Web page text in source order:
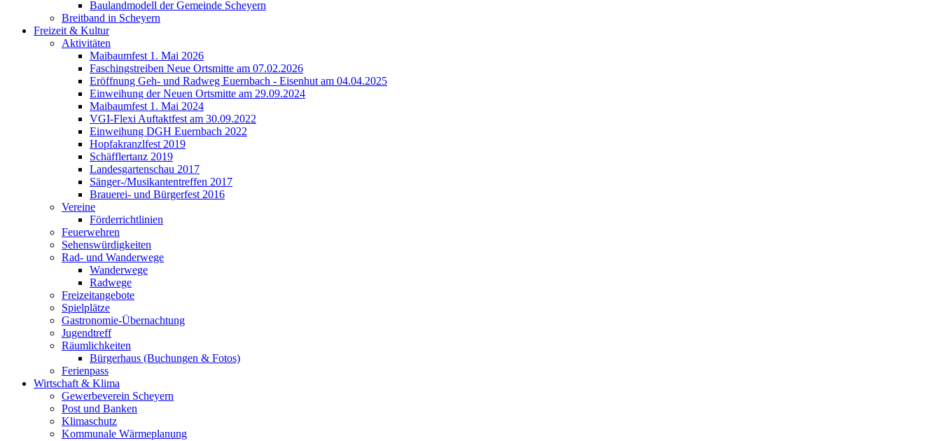
Baulandmodell der Gemeinde Scheyern
Breitband in Scheyern
Freizeit & Kultur
Aktivitäten
Maibaumfest 1. Mai 2026
Faschingstreiben Neue Ortsmitte am 07.02.2026
Eröffnung Geh- und Radweg Euernbach - Eisenhut am 04.04.2025
Einweihung der Neuen Ortsmitte am 29.09.2024
Maibaumfest 1. Mai 2024
VGI-Flexi Auftaktfest am 30.09.2022
Einweihung DGH Euernbach 2022
Hopfakranzlfest 2019
Schäfflertanz 2019
Landesgartenschau 2017
Sänger-/Musikantentreffen 2017
Brauerei- und Bürgerfest 2016
Vereine
Förderrichtlinien
Feuerwehren
Sehenswürdigkeiten
Rad- und Wanderwege
Wanderwege
Radwege
Freizeitangebote
Spielplätze
Gastronomie-Übernachtung
Jugendtreff
Räumlichkeiten
Bürgerhaus (Buchungen & Fotos)
Ferienpass
Wirtschaft & Klima
Gewerbeverein Scheyern
Post und Banken
Klimaschutz
Kommunale Wärmeplanung